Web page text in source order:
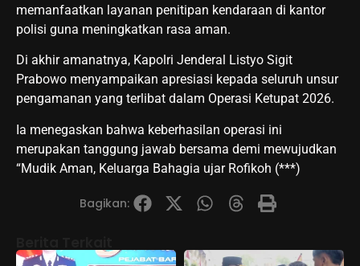
memanfaatkan layanan penitipan kendaraan di kantor
polisi guna meningkatkan rasa aman.
Di akhir amanatnya, Kapolri Jenderal Listyo Sigit
Prabowo menyampaikan apresiasi kepada seluruh unsur
pengamanan yang terlibat dalam Operasi Ketupat 2026.
Ia menegaskan bahwa keberhasilan operasi ini
merupakan tanggung jawab bersama demi mewujudkan
“Mudik Aman, Keluarga Bahagia ujar Rofikoh (***)
Bagikan: